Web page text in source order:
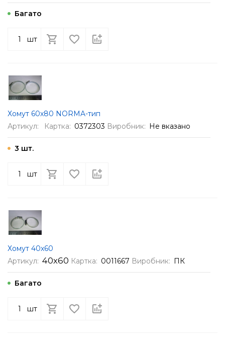
Багато
шт
Хомут 60х80 NORMA-тип
Артикул:
Картка: 0372303 Виробник: Не вказано
3 шт.
шт
Хомут 40х60
Артикул: 40х60 Картка: 0011667 Виробник: ПК
Багато
шт